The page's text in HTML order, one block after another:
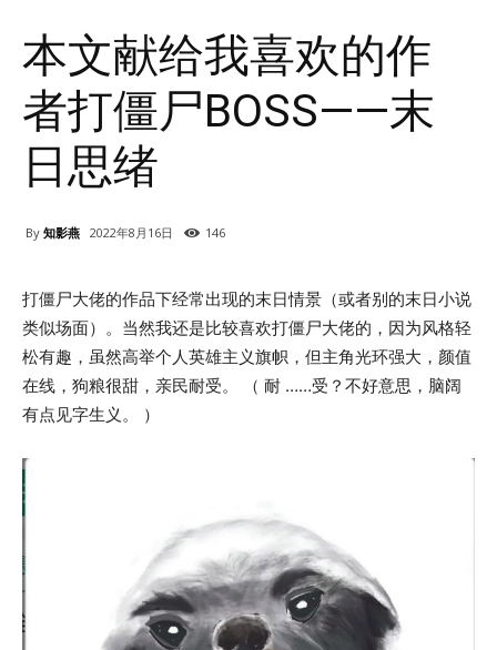
本文献给我喜欢的作
者打僵尸BOSS——末
日思绪
By 知影燕 2022年8月16日 146
打僵尸大佬的作品下经常出现的末日情景（或者别的末日小说
类似场面）。当然我还是比较喜欢打僵尸大佬的，因为风格轻
松有趣，虽然高举个人英雄主义旗帜，但主角光环强大，颜值
在线，狗粮很甜，亲民耐受。 （ 耐 ……受？不好意思，脑阔
有点见字生义。 ）